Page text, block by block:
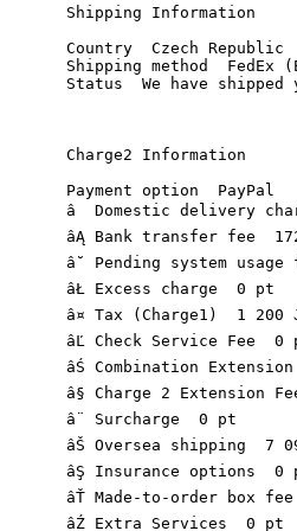
      Shipping Information
      Country  Czech Republic
Shipping method  FedEx
Status  We have shipped
      Charge2 Information
      Payment option  PayPal
â  Domestic delivery
âĄ Bank transfer fee
â˘ Pending system usage
      âŁ Excess charge  0 pt
â¤ Tax (Charge1)  1 200
âĽ Check Service Fee  0
âŚ Combination
â§ Charge 2 Extension
      â¨ Surcharge  0 pt
âŠ Oversea shipping  7
âŞ Insurance options  0
âŤ Made-to-order box
      âŹ Extra Services  0 pt